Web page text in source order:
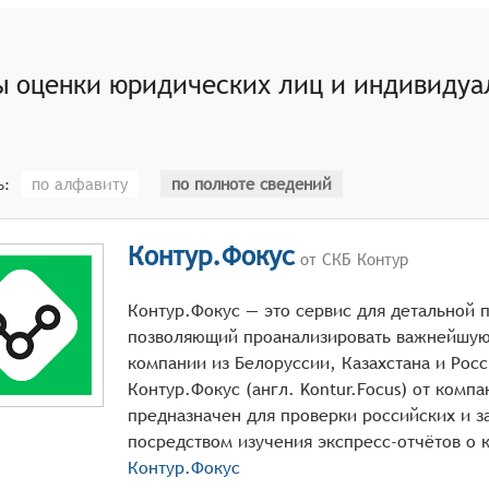
проверять деятельность юридических лиц и
соблюдение правовых норм и предотвращает
рекомендации и выводы по результатам оценки
оценки юридических лиц и
по алфавиту по полноте сведений
Контур.Фокусот СКБ Контур
Контур.Фокус — это сервис для детальной
позволяющий проанализировать
компании из Белоруссии, Казахстана и
Контур.Фокус (англ. Kontur.Focus) от
предназначен для проверки российских и
Контур.Фокус